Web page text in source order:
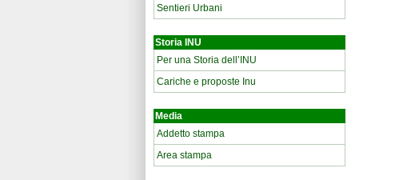
Sentieri Urbani
Storia INU
Per una Storia dell’INU
Cariche e proposte Inu
Media
Addetto stampa
Area stampa